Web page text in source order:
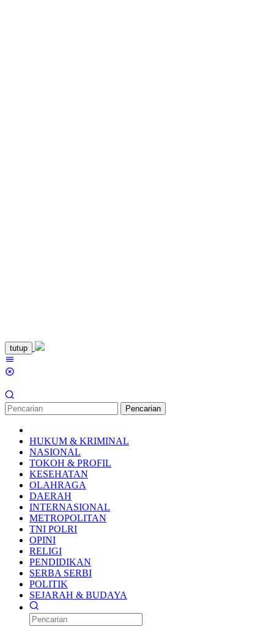
Loncat
ke
konten
tutup
Pencarian
HUKUM & KRIMINAL
NASIONAL
TOKOH & PROFIL
KESEHATAN
OLAHRAGA
DAERAH
INTERNASIONAL
METROPOLITAN
TNI POLRI
OPINI
RELIGI
PENDIDIKAN
SERBA SERBI
POLITIK
SEJARAH & BUDAYA